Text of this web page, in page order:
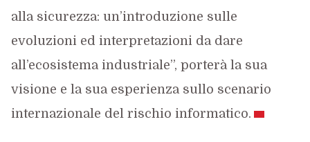
alla sicurezza: un’introduzione sulle
evoluzioni ed interpretazioni da dare
all’ecosistema industriale”, porterà la sua
visione e la sua esperienza sullo scenario
internazionale del rischio informatico.